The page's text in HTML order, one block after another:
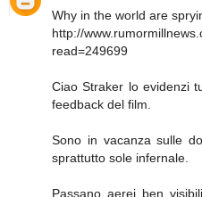
Why in the world are
http://
read=249699
Ciao Straker lo evidenzi
feedback del film.
Sono in vacanza sulle
sprattutto sole infernale.
Passano aerei ben